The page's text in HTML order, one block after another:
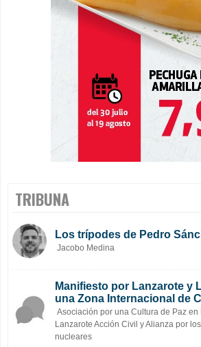
TRIBUNA
Los trípodes de Pedro
Jacobo Medina
Manifiesto por Lanzarote y
una Zona Internacional de
Asociación por una Cultura de Paz
Lanzarote Acción Civil y Alianza por
nucleares